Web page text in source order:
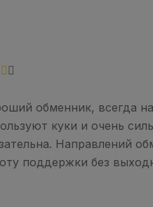
обменник, всегда
куки и очень
Направлений
поддержки без